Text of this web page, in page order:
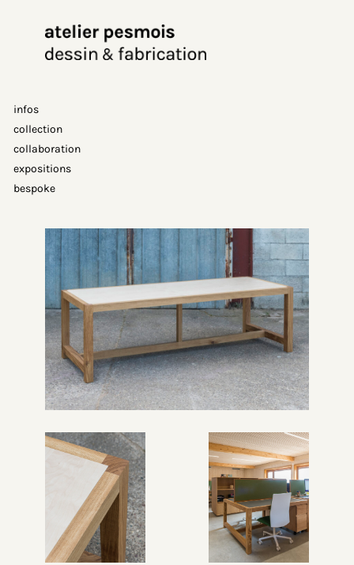
contenu
infos
collection
collaboration
expositions
bespoke